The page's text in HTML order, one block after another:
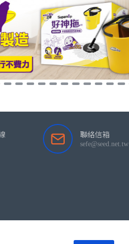
聯絡信箱
sefe@seed.net.tw